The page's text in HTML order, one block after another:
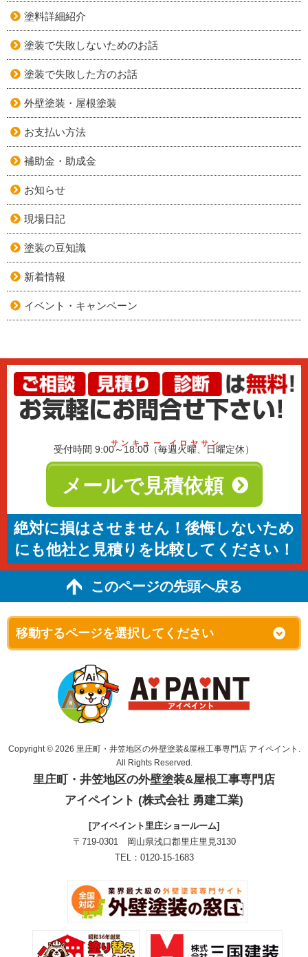
塗料詳細紹介
塗装で失敗しないためのお話
塗装で失敗した方のお話
外壁塗装・屋根塗装
お支払い方法
補助金・助成金
お知らせ
現場日記
塗装の豆知識
新着情報
イベント・キャンペーン
サンキュー イロヤサン
受付時間 9:00～18:00（毎週火曜、日曜定休）
メールで見積依頼
絶対に損はさせません！後悔しないため
にも他社と見積りを比較してください！
このページの先頭へ戻る
Copyright © 2026 里庄町・井笠地区の外壁塗装&屋根工事専門店 アイペイント.
All Rights Reserved.
里庄町・井笠地区の外壁塗装&屋根工事専門店
アイペイント (株式会社 勇建工業)
[アイペイント里庄ショールーム]
〒719-0301 岡山県浅口郡里庄里見3130
TEL：0120-15-1683